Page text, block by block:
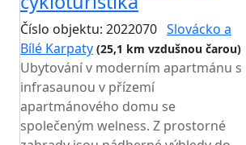
Číslo objektu: 2022070 Slovácko a
Bílé Karpaty (25,1 km vzdušnou čarou)
Ubytování v moderním apartmánu s
infrasaunou v přízemí
apartmánového domu se
společeným welness. Z prostorné